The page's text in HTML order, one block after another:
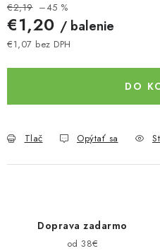
€2,19 –45 %
€1,20 / balenie
€1,07 bez DPH
DO
Tlač Opýtať sa
Doprava zadarmo
od 38€